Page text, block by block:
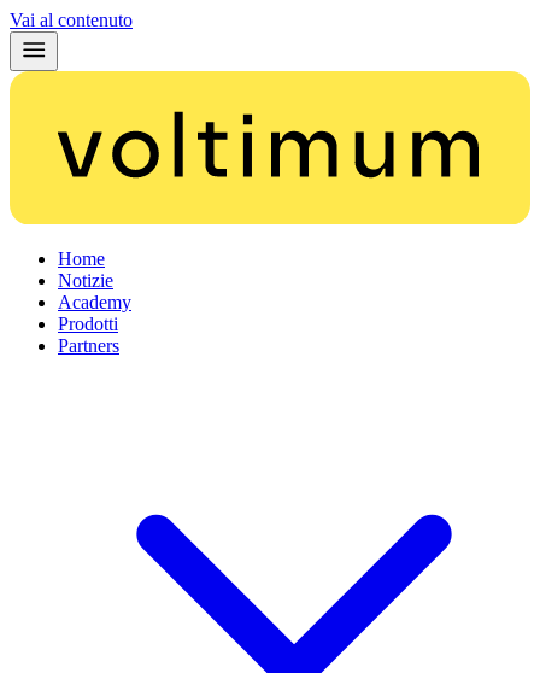
Vai al contenuto
Home
Notizie
Academy
Prodotti
Partners